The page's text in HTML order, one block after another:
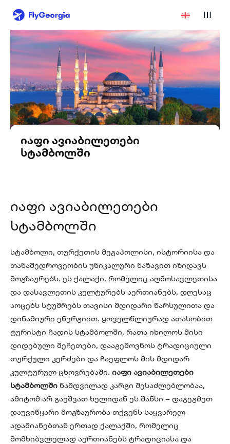
იაფი ავიაბილეთები
სტამბოლში
იაფი ავიაბილეთები
სტამბოლში
სტამბოლი, თურქეთის მეგაპოლისი, ისტორიისა და
თანამედროვეობის უნიკალური ნაზავით იზიდავს
მოგზაურებს. ეს ქალაქი, რომელიც აღმოსავლეთისა
და დასავლეთის კულტურებს აერთიანებს, დღესაც
აოცებს სტუმრებს თავისი მდიდარი წარსულითა და
დინამიური ენერგიით. ყოველწლიურად ათასობით
ტურისტი ჩადის სტამბოლში, რათა იხილოს მისი
დიდებული მეჩეთები, დააგემოვნოს ტრადიციული
თურქული კერძები და ჩაეფლოს მის მდიდარ
კულტურულ ცხოვრებაში. იაფი ავიაბილეთები
სტამბოლში ნამდვილად კარგი შესაძლებლობაა,
ამიტომ არ გაუშვათ ხელიდან ეს შანსი – დაგეგმეთ
დაუვიწყარი მოგზაურობა თქვენს საყვარელ
ადამიანებთან ერთად ქალაქში, რომელიც
მომხიბვლელად აერთიანებს ტრადიციასა და